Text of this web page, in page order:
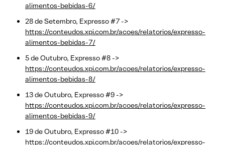
alimentos-bebidas-6/
28 de Setembro, Expresso #7 ->
https://conteudos.xpi.com.br/acoes/relatorios/expresso-
alimentos-bebidas-7/
5 de Outubro, Expresso #8 ->
https://conteudos.xpi.com.br/acoes/relatorios/expresso-
alimentos-bebidas-8/
13 de Outubro, Expresso #9 ->
https://conteudos.xpi.com.br/acoes/relatorios/expresso-
alimentos-bebidas-9/
19 de Outubro, Expresso #10 ->
https://conteudos.xpi.com.br/acoes/relatorios/expresso-